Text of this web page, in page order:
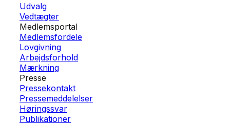
Udvalg
Vedtægter
Medlemsportal
Medlemsfordele
Lovgivning
Arbejdsforhold
Mærkning
Presse
Pressekontakt
Pressemeddelelser
Høringssvar
Publikationer